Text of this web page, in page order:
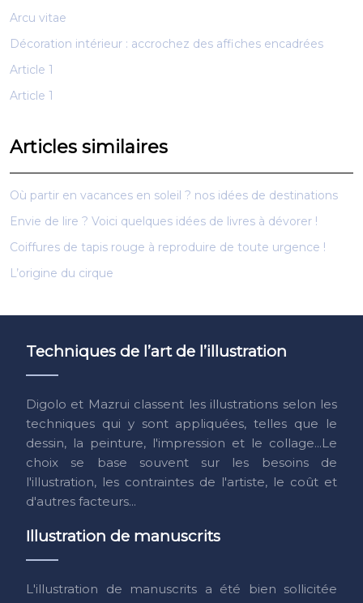
Arcu vitae
Décoration intérieur : accrochez des affiches encadrées
Article 1
Article 1
Articles similaires
Où partir en vacances en soleil ? nos idées de destinations
Envie de lire ? Voici quelques idées de livres à dévorer !
Coiffures de tapis rouge à reproduire de toute urgence !
L’origine du cirque
Techniques de l’art de l’illustration
Digolo et Mazrui classent les illustrations selon les
techniques qui y sont appliquées, telles que le
dessin, la peinture, l'impression et le collage...Le
choix se base souvent sur les besoins de
l'illustration, les contraintes de l'artiste, le coût et
d'autres facteurs...
Illustration de manuscrits
L'illustration de manuscrits a été bien sollicitée